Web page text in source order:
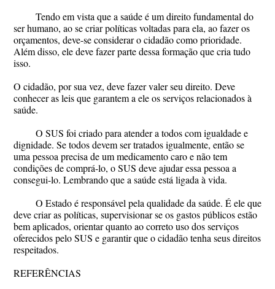
Tendo em vista que a saúde é um direito fundamental do
ser humano, ao se criar políticas voltadas para ela, ao fazer os
orçamentos, deve-se considerar o cidadão como prioridade.
Além disso, ele deve fazer parte dessa formação que cria tudo
isso.
O cidadão, por sua vez, deve fazer valer seu direito. Deve
conhecer as leis que garantem a ele os serviços relacionados à
saúde.
O SUS foi criado para atender a todos com igualdade e
dignidade. Se todos devem ser tratados igualmente, então se
uma pessoa precisa de um medicamento caro e não tem
condições de comprá-lo, o SUS deve ajudar essa pessoa a
consegui-lo. Lembrando que a saúde está ligada à vida.
O Estado é responsável pela qualidade da saúde. É ele que
deve criar as políticas, supervisionar se os gastos públicos estão
bem aplicados, orientar quanto ao correto uso dos serviços
oferecidos pelo SUS e garantir que o cidadão tenha seus direitos
respeitados.
REFERÊNCIAS